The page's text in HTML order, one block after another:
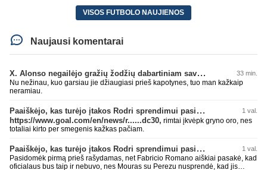
VISOS FUTBOLO NAUJIENOS
Naujausi komentarai
X. Alonso negailėjo gražių žodžių dabartiniam savo klubui „Chelsea“ 33 min.
Nu nežinau, kuo garsiau jie džiaugiasi prieš kapotynes, tuo man kažkaip
neramiau.
Paaiškėjo, kas turėjo įtakos Rodri sprendimui pasirinkti Barselonos pusę 1 val.
https://www.goal.com/en/news/r......dc30, rimtai įkvėpk gryno oro, nes
totaliai kirto per smegenis kažkas pačiam.
Paaiškėjo, kas turėjo įtakos Rodri sprendimui pasirinkti Barselonos pusę 1 val.
Pasidomėk pirmą prieš rašydamas, net Fabricio Romano aiškiai pasakė, kad
oficialaus bus taip ir nebuvo, nes Mouras su Perezu nusprendė, kad jis